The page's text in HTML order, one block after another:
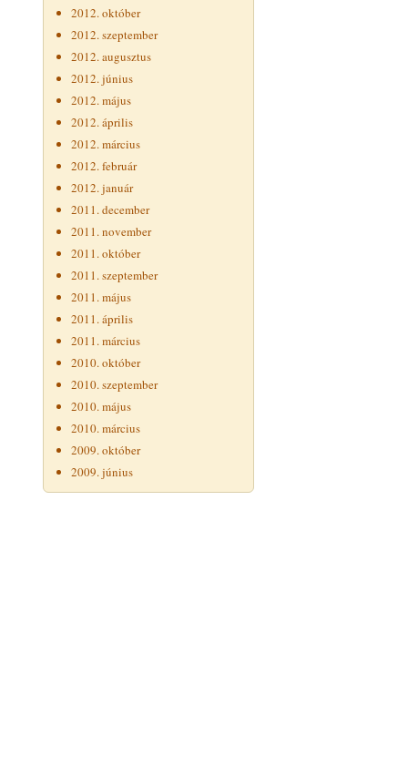
2012. október
2012. szeptember
2012. augusztus
2012. június
2012. május
2012. április
2012. március
2012. február
2012. január
2011. december
2011. november
2011. október
2011. szeptember
2011. május
2011. április
2011. március
2010. október
2010. szeptember
2010. május
2010. március
2009. október
2009. június